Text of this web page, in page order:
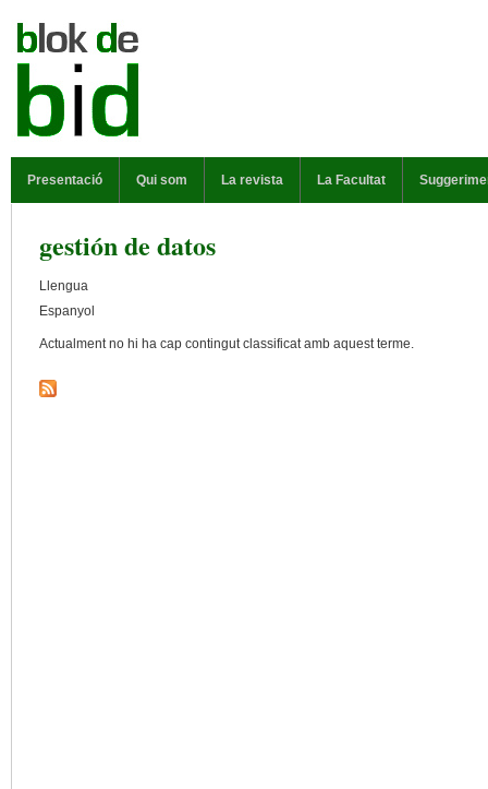
Presentació Qui som La revista La Facultat
gestión de datos
Llengua
Espanyol
Actualment no hi ha cap contingut classificat amb aquest terme.